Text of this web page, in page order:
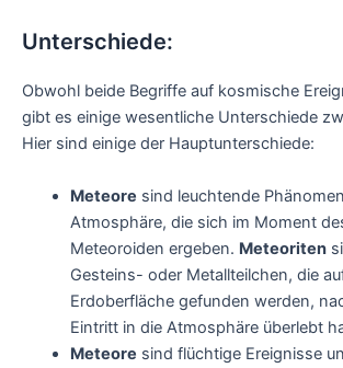
Unterschiede:
Obwohl beide Begriffe auf kosmische
gibt es einige wesentliche Unterschiede
Hier sind einige der Hauptunterschiede:
Meteore sind leuchtende
Atmosphäre, die sich im Moment
Meteoroiden ergeben. Meteoriten
Gesteins- oder Metallteilchen, die
Erdoberfläche gefunden werden,
Eintritt in die Atmosphäre überlebt
Meteore sind flüchtige Ereignisse